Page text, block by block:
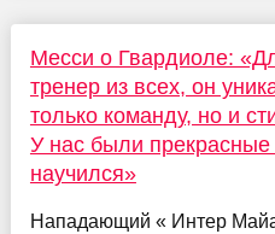
Месси о Гвардиоле:
тренер из всех, он
только команду, но и
У нас были
научился»
Нападающий « Интер